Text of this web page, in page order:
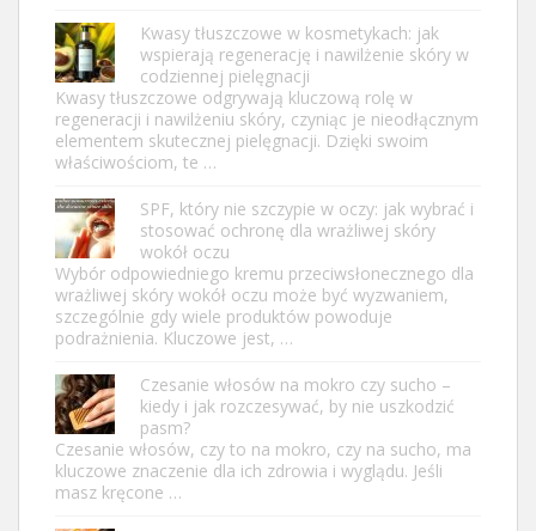
Kwasy tłuszczowe w kosmetykach: jak
wspierają regenerację i nawilżenie skóry w
codziennej pielęgnacji
Kwasy tłuszczowe odgrywają kluczową rolę w
regeneracji i nawilżeniu skóry, czyniąc je nieodłącznym
elementem skutecznej pielęgnacji. Dzięki swoim
właściwościom, te …
SPF, który nie szczypie w oczy: jak wybrać i
stosować ochronę dla wrażliwej skóry
wokół oczu
Wybór odpowiedniego kremu przeciwsłonecznego dla
wrażliwej skóry wokół oczu może być wyzwaniem,
szczególnie gdy wiele produktów powoduje
podrażnienia. Kluczowe jest, …
Czesanie włosów na mokro czy sucho –
kiedy i jak rozczesywać, by nie uszkodzić
pasm?
Czesanie włosów, czy to na mokro, czy na sucho, ma
kluczowe znaczenie dla ich zdrowia i wyglądu. Jeśli
masz kręcone …